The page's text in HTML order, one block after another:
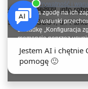
+48784966809
SUPERROBOT,ul.
W sklepie
stronie Prywatność i
oznacza zgodę na ich
określić warunki
zakładkę „Konfiguracja
momencie poprzez
urządzenia końcowego.
Zamknij